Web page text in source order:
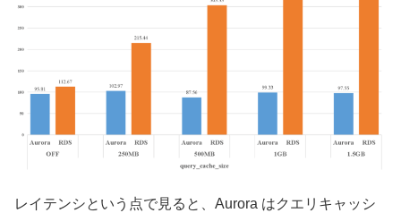
レイテンシという点で見ると、Aurora はクエリキャッシ